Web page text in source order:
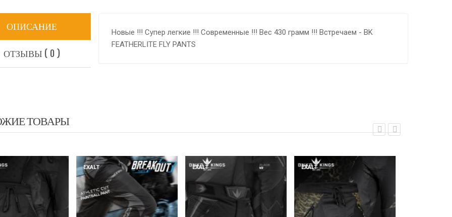
ОПИСАНИЕ
ОТЗЫВЫ ( 0 )
Новые !!! Супер легкие !!! Современные !!! Вес 430 грамм !!! Встречаем - BK
FEATHERLITE FLY PANTS
ТОВАРЫ
EXALT EXALT EXALT